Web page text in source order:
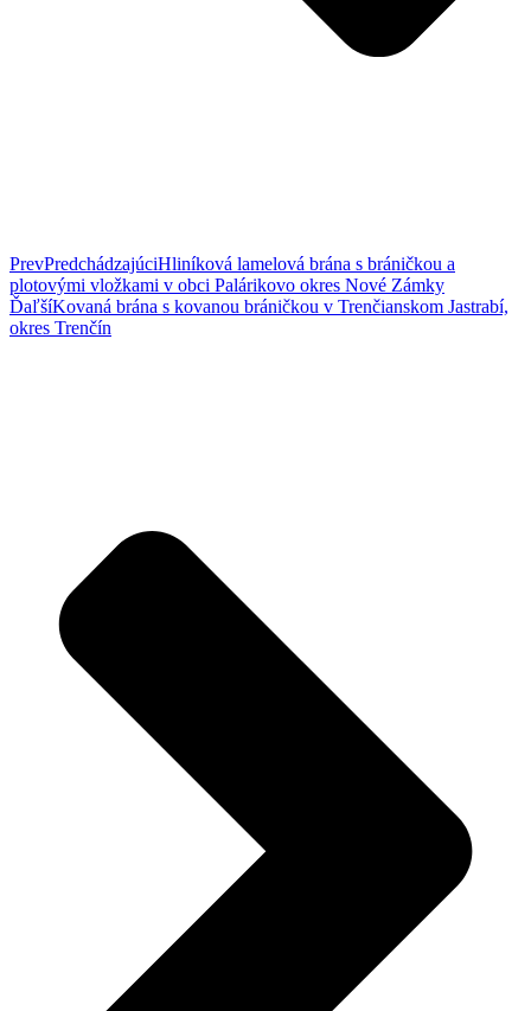
PrevPredchádzajúciHliníková lamelová brána s bráničkou a
plotovými vložkami v obci Palárikovo okres Nové Zámky
ĎaľšíKovaná brána s kovanou bráničkou v Trenčianskom Jastrabí,
okres Trenčín